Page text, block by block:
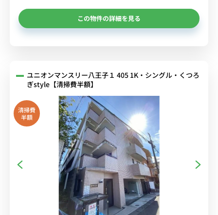
この物件の詳細を見る
ユニオンマンスリー八王子１ 405 1K・シングル・くつろ
ぎstyle【清掃費半額】
清掃費
半額